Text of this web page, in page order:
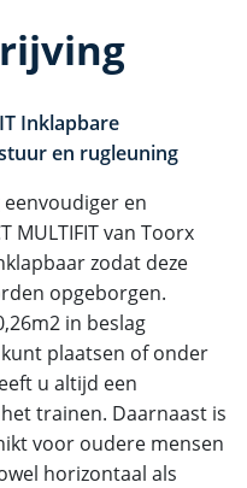
Inklapbare
en rugleuning
en
MULTIFIT van Toorx
zodat deze
opgeborgen.
in beslag
plaatsen of onder
u altijd een
trainen. Daarnaast is
voor oudere mensen
horizontaal als